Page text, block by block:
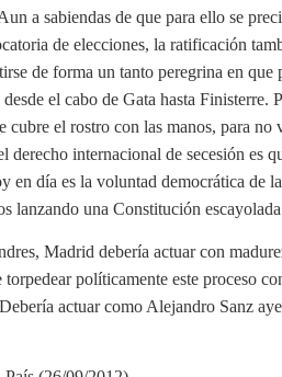
a sabiendas de que para ello se
de elecciones, la ratificación
de forma un tanto peregrina en
el cabo de Gata hasta
cubre el rostro con las manos, para
derecho internacional de secesión es
en día es la voluntad democrática de
lanzando una Constitución
Madrid debería actuar con
políticamente este proceso
actuar como Alejandro Sanz